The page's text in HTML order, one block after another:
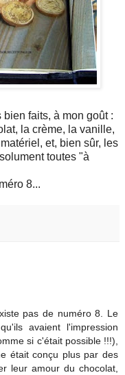
faits, à mon goût :
la crème, la vanille,
et, bien sûr, les
toutes "à
8...
pas de numéro 8. Le
avaient l'impression
si c'était possible !!!),
était conçu plus par des
leur amour du chocolat,